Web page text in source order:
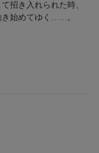
招き入れられた時、
き始めてゆく……。